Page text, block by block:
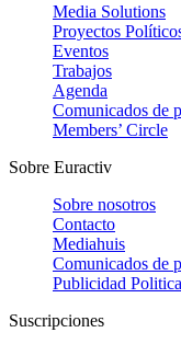
Media Solutions
Proyectos
Eventos
Trabajos
Agenda
Comunicados de
Members’ Circle
Sobre Euractiv
Sobre nosotros
Contacto
Mediahuis
Comunicados de
Publicidad Politica
Suscripciones